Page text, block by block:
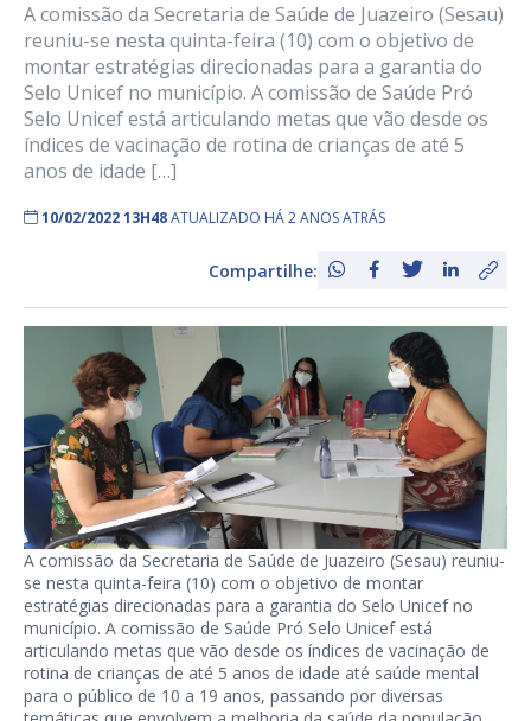
A comissão da Secretaria de Saúde de Juazeiro (Sesau)
reuniu-se nesta quinta-feira (10) com o objetivo de
montar estratégias direcionadas para a garantia do
Selo Unicef no município. A comissão de Saúde Pró
Selo Unicef está articulando metas que vão desde os
índices de vacinação de rotina de crianças de até 5
anos de idade […]
10/02/2022 13H48ATUALIZADO HÁ 2 ANOS ATRÁS
Compartilhe:
A comissão da Secretaria de Saúde de Juazeiro (Sesau) reuniu-
se nesta quinta-feira (10) com o objetivo de montar
estratégias direcionadas para a garantia do Selo Unicef no
município. A comissão de Saúde Pró Selo Unicef está
articulando metas que vão desde os índices de vacinação de
rotina de crianças de até 5 anos de idade até saúde mental
para o público de 10 a 19 anos, passando por diversas